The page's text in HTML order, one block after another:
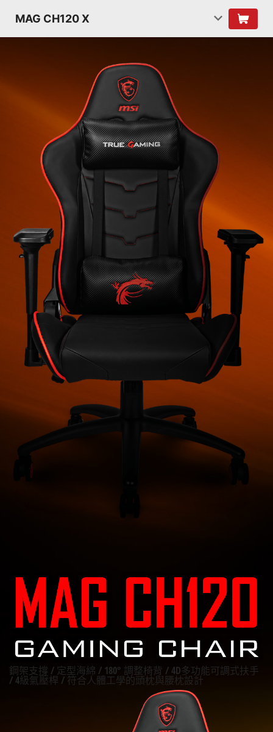
MAG CH120 X
鋼架支撐 / 定型海綿 / 180° 調整椅背 / 4D多功能可調式扶手
/ 4級氣壓桿 / 符合人體工學的頭枕與腰枕設計